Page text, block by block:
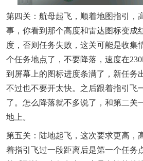
第四关：航母起飞，顺着地图指引，
事，你看到那个高度和雷达图标变成
度，否则任务失败，这关可能是收集
个任务地点了，不要降落，速度在
到屏幕上的图标进度条满了，新任务
不过也不要开太快。之后跟着指引飞
了。怎么降落就不多说了，和第二关
地上。
第五关：陆地起飞，这次要求更高，
着指引飞过一段距离后是第一个任务